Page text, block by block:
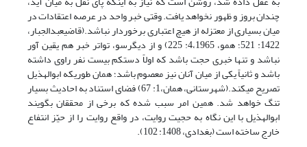
چندان بروز و ظهور نخواهد یافت. وقتی خبر واحد در عرصه اعتقادات در
میان بسیاری از معتزله از هیچ اعتباری برخوردار نباشد.(قاضی‏عبدالجبار،
1422: 521؛ همو، 1965،‏4: 225) و از دیگرسو، تواتر خبر هم یقین آور
نباشد و تنها خبری حجت باشد که اولاً دست­کم بیست نفر راوی داشته
باشد و ثانیاً یکی از میان آنان نیز معصوم باشد؛ همان طوری­که ابوالهذیل
تصریح می­کند.(شهرستانی، همان،1: 67) فضای استناد به احادیث بسیار
تنگ خواهد شد. همین امر سبب شده که برخی از محققان بگویند
ابوالهذیل با این نگاه به حجیت روایت، در واقع روایت را از حیّز انتفاع
خارج ساخته است (بغدادی، 1408: 102).